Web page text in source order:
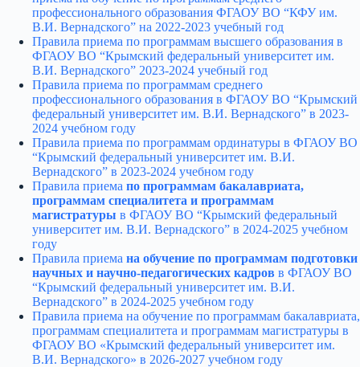
профессионального образования ФГАОУ ВО “КФУ им.
В.И. Вернадского” на 2022-2023 учебный год
Правила приема по программам высшего образования в
ФГАОУ ВО “Крымский федеральный университет им.
В.И. Вернадского” 2023-2024 учебный год
Правила приема по программам среднего
профессионального образования в ФГАОУ ВО “Крымский
федеральный университет им. В.И. Вернадского” в 2023-
2024 учебном году
Правила приема по программам ординатуры в ФГАОУ ВО
“Крымский федеральный университет им. В.И.
Вернадского” в 2023-2024 учебном году
Правила приема по программам бакалавриата,
программам специалитета и программам
магистратуры в ФГАОУ ВО “Крымский федеральный
университет им. В.И. Вернадского” в 2024-2025 учебном
году
Правила приема на обучение по программам подготовки
научных и научно-педагогических кадров в ФГАОУ ВО
“Крымский федеральный университет им. В.И.
Вернадского” в 2024-2025 учебном году
Правила приема на обучение по программам бакалавриата,
программам специалитета и программам магистратуры в
ФГАОУ ВО «Крымский федеральный университет им.
В.И. Вернадского» в 2026-2027 учебном году